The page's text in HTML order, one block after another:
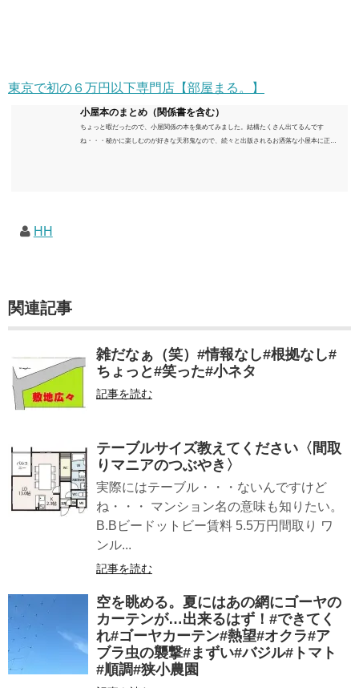
東京で初の６万円以下専門店【部屋まる。】
小屋本のまとめ（関係書を含む）
ちょっと暇だったので、小屋関係の本を集めてみました。結構たくさん出てるんです
ね・・・秘かに楽しむのが好きな天邪鬼なので、続々と出版されるお洒落な小屋本に正直
HH
関連記事
雑だなぁ（笑）#情報なし#根拠なし#
ちょっと#笑った#小ネタ
記事を読む
テーブルサイズ教えてください〈間取
りマニアのつぶやき〉
実際にはテーブル・・・ないんですけど
ね・・・ マンション名の意味も知りたい。
B.Bビードットビー賃料 5.5万円間取り ワ
ンル...
記事を読む
空を眺める。夏にはあの網にゴーヤの
カーテンが…出来るはず！#できてく
れ#ゴーヤカーテン#熱望#オクラ#ア
ブラ虫の襲撃#まずい#バジル#トマト
#順調#狭小農園